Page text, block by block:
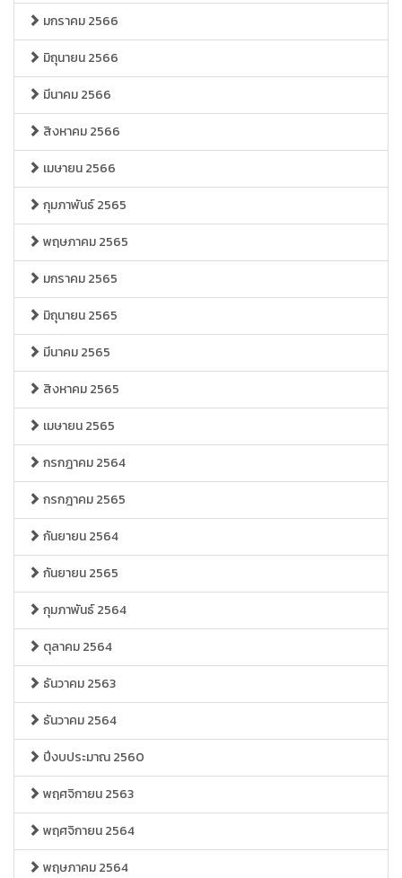
มกราคม 2566
มิถุนายน 2566
มีนาคม 2566
สิงหาคม 2566
เมษายน 2566
กุมภาพันธ์ 2565
พฤษภาคม 2565
มกราคม 2565
มิถุนายน 2565
มีนาคม 2565
สิงหาคม 2565
เมษายน 2565
กรกฎาคม 2564
กรกฎาคม 2565
กันยายน 2564
กันยายน 2565
กุมภาพันธ์ 2564
ตุลาคม 2564
ธันวาคม 2563
ธันวาคม 2564
ปีงบประมาณ 2560
พฤศจิกายน 2563
พฤศจิกายน 2564
พฤษภาคม 2564